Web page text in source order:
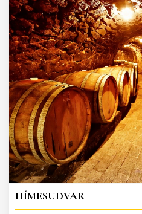
HÍMESUDVAR